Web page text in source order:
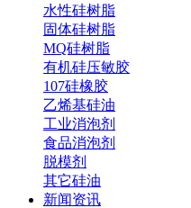
水性硅树脂
固体硅树脂
MQ硅树脂
有机硅压敏胶
107硅橡胶
乙烯基硅油
工业消泡剂
食品消泡剂
脱模剂
其它硅油
新闻资讯